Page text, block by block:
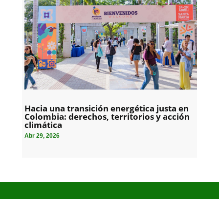
Hacia una transición energética justa en
Colombia: derechos, territorios y acción
climática
Abr 29, 2026